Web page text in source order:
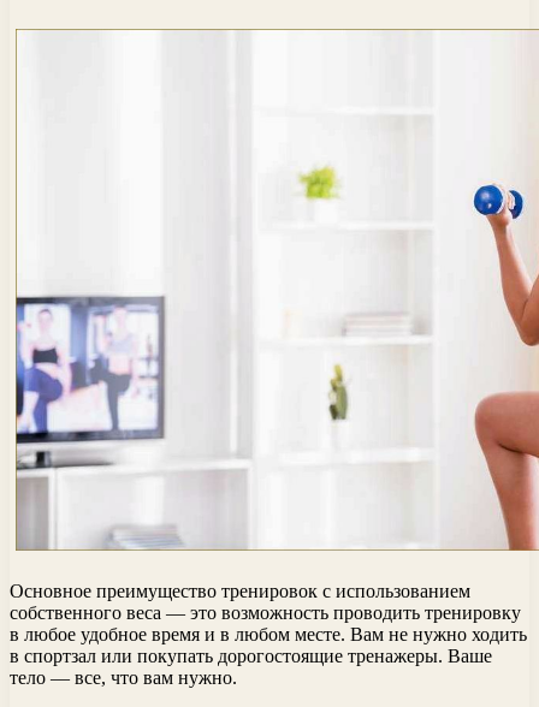
Основное преимущество тренировок с использованием
собственного веса — это возможность проводить тренировку
в любое удобное время и в любом месте. Вам не нужно ходить
в спортзал или покупать дорогостоящие тренажеры. Ваше
тело — все, что вам нужно.